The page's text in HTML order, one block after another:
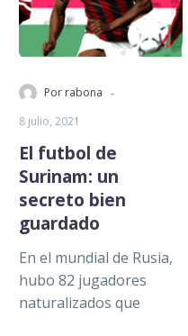
Por rabona -
8 julio, 2021
El futbol de
Surinam: un
secreto bien
guardado
En el mundial de Rusia,
hubo 82 jugadores
naturalizados que